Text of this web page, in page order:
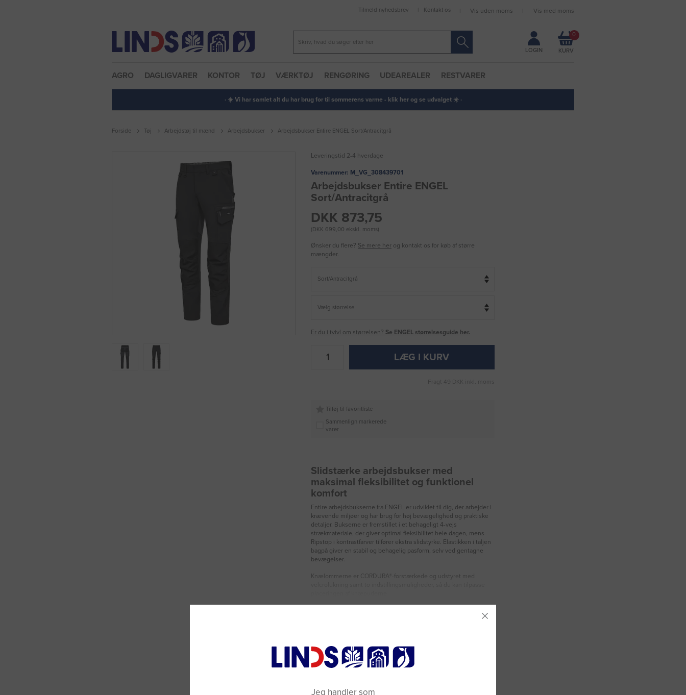
Forbliv logget ind
Tilmeld nyhedsbrev Kontakt os Vis uden moms Vis med moms
LOGIN
0
AGRO DAGLIGVARER KONTOR TØJ VÆRKTØJ RENGØRING UDEAREALER RESTVARER
· ☀️ Vi har samlet alt du har brug for til sommerens varme - klik her og se udvalget ☀️ ·
Forside Tøj Arbejdstøj til mænd Arbejdsbukser Arbejdsbukser Entire ENGEL Sort/Antracitgrå
Leveringstid 2-4 hverdage
Varenummer: M_VG_308439701
Arbejdsbukser Entire ENGEL
Sort/Antracitgrå
DKK 873,75
(DKK 699,00 ekskl. moms)
Ønsker du flere? Se mere her og kontakt os for køb af større
mængder.
Er du i tvivl om størrelsen? Se ENGEL størrelsesguide her.
LÆG I KURV
Fragt 49 DKK inkl. moms
Tilføj til favoritliste
Sammenlign markerede
varer
Slidstærke arbejdsbukser med
maksimal fleksibilitet og funktionel
komfort
Entire arbejdsbukserne fra ENGEL er udviklet til dig, der arbejder i
krævende miljøer og har brug for høj bevægelighed og praktiske
detaljer. Bukserne er fremstillet i et behageligt 4-vejs
strækmateriale, der giver optimal fleksibilitet hele dagen, mens
Ripstop i kontrastfarver tilfører ekstra slidstyrke. Elastikken i taljen
bagpå giver en stabil og behagelig pasform, selv ved gentagne
bevægelser.
Knælommerne er CORDURA®-forstærkede og udstyret med
Jeg handler som